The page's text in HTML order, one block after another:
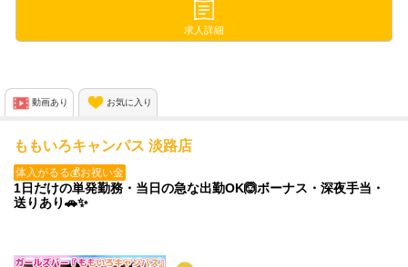
なども全然遠慮せずに話せる環境です💖✨
プライベートを優先できちゃいます😍
求人詳細
動画あり お気に入り
ももいろキャンパス 淡路店
体入がるる💰お祝い金
1日だけの単発勤務・当日の急な出勤OK🙆ボーナス・深夜手当・
送りあり🚗✨